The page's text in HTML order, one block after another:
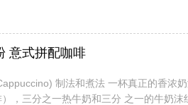
意式拼配咖啡
制法和煮法 一杯真正的香浓
），三分之一热牛奶和三分 之一的牛奶